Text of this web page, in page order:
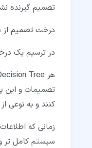
تصمیم گیرنده
درخت تصمیم از
در ترسیم یک
تصمیمات و این
کنند و به نوعی
زمانی که
سیستم کامل تر